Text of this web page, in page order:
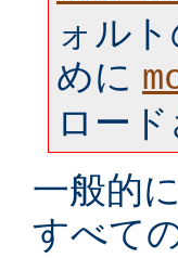
ォル
めに
ロー
一般的
すべて